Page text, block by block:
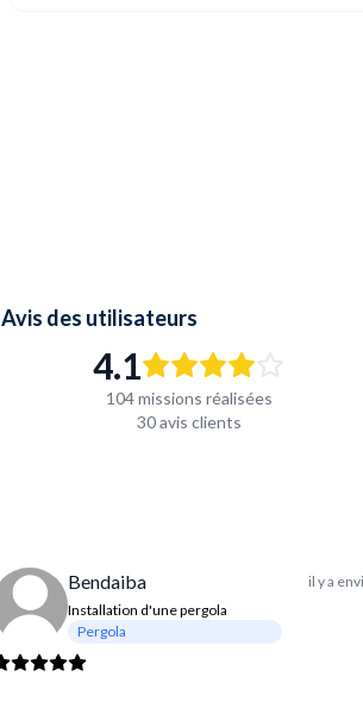
Avis des utilisateurs
4.1
104 missions réalisées
30 avis clients
Bendaiba
Installation d'une pergola
Pergola
il y a